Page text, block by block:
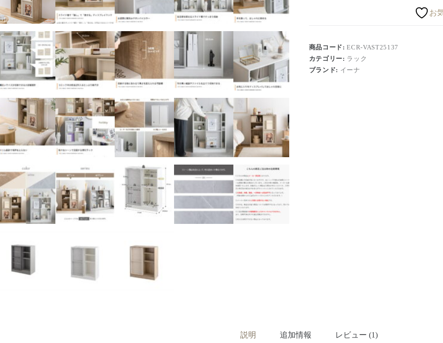
お
商品コード:ECR-VAST25137
カテゴリー: ラック
ブランド: イーナ
説明 追加情報 レビュー (1)